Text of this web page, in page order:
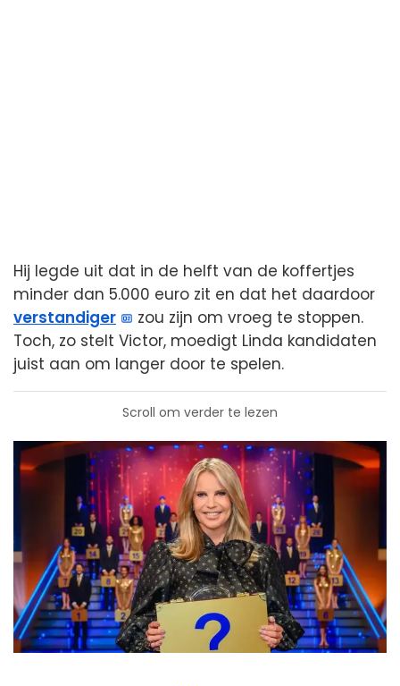
Hij legde uit dat in de helft van de koffertjes
minder dan 5.000 euro zit en dat het daardoor
verstandiger
zou zijn om vroeg te stoppen.
Toch, zo stelt Victor, moedigt Linda kandidaten
juist aan om langer door te spelen.
Scroll om verder te lezen